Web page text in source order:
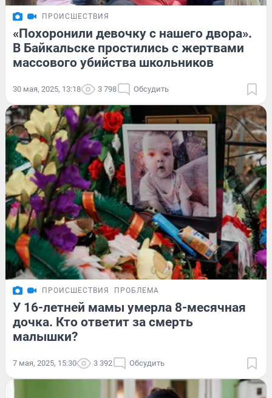
ПРОИСШЕСТВИЯ
«Похоронили девочку с нашего двора».
В Байкальске простились с жертвами
массового убийства школьников
30 мая, 2025, 13:18 3 798 Обсудить
ПРОИСШЕСТВИЯ ПРОБЛЕМА
У 16-летней мамы умерла 8-месячная
дочка. Кто ответит за смерть
малышки?
7 мая, 2025, 15:30 3 392 Обсудить